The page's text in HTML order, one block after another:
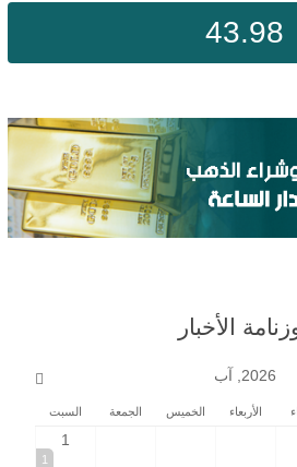
43.98
الأخبار
2026, آب
الأربعاء الخميس الجمعة السبت
1
1